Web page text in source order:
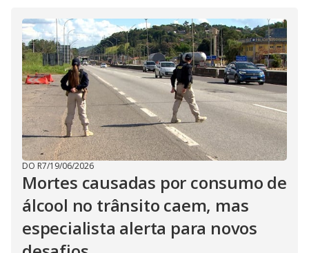
DO R7/19/06/2026
Mortes causadas por consumo de
álcool no trânsito caem, mas
especialista alerta para novos